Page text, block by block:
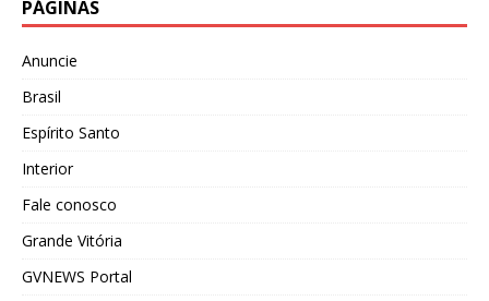
PÁGINAS
Anuncie
Brasil
Espírito Santo
Interior
Fale conosco
Grande Vitória
GVNEWS Portal